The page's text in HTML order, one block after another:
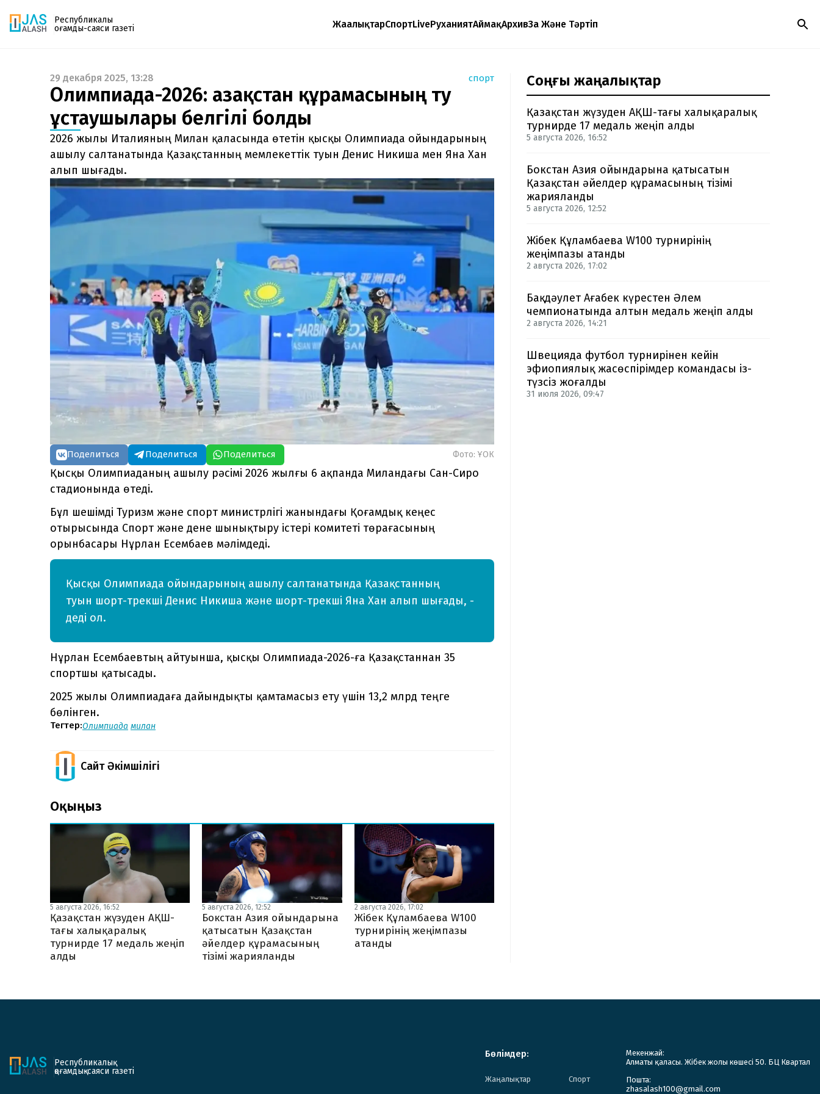
Республикалық
қоғамдық-саяси газеті
ЖаңалықтарСпортLiveРуханиятАймақАрхивЗаң Және Тәртіп
Газетке жазылу
PDF форматтағы газетті ай сайын электронды
поштаңызға алып отырыңыз. Жаңа нөмір
шыққан сәтте сізге бірден жіберіледі. Тек email
енгізіңіз, біз қалғанын өзіміз жібереміз.
29 декабря 2025, 13:28 спорт
Олимпиада-2026: Қазақстан құрамасының ту
ұстаушылары белгілі болды
2026 жылы Италияның Милан қаласында өтетін қысқы Олимпиада ойындарының
ашылу салтанатында Қазақстанның мемлекеттік туын Денис Никиша мен Яна Хан
алып шығады.
Поделиться Поделиться Поделиться Фото: ҰОК
Қысқы Олимпиаданың ашылу рәсімі 2026 жылғы 6 ақпанда Миландағы Сан-Сиро
стадионында өтеді.
Бұл шешімді Туризм және спорт министрлігі жанындағы Қоғамдық кеңес
отырысында Спорт және дене шынықтыру істері комитеті төрағасының
орынбасары Нұрлан Есембаев мәлімдеді.
Қысқы Олимпиада ойындарының ашылу салтанатында Қазақстанның
туын шорт-трекші Денис Никиша және шорт-трекші Яна Хан алып шығады, -
деді ол.
Нұрлан Есембаевтың айтуынша, қысқы Олимпиада-2026-ға Қазақстаннан 35
спортшы қатысады.
2025 жылы Олимпиадаға дайындықты қамтамасыз ету үшін 13,2 млрд теңге
бөлінген.
Тегтер:Олимпиада милан
Сайт Әкімшілігі
Оқыңыз
5 августа 2026, 16:52
Қазақстан жүзуден АҚШ-
тағы халықаралық
турнирде 17 медаль жеңіп
алды
5 августа 2026, 12:52
Бокстан Азия ойындарына
қатысатын Қазақстан
әйелдер құрамасының
тізімі жарияланды
2 августа 2026, 17:02
Жібек Құламбаева W100
турнирінің жеңімпазы
атанды
Соңғы жаңалықтар
Қазақстан жүзуден АҚШ-тағы халықаралық
турнирде 17 медаль жеңіп алды
5 августа 2026, 16:52
Бокстан Азия ойындарына қатысатын
Қазақстан әйелдер құрамасының тізімі
жарияланды
5 августа 2026, 12:52
Жібек Құламбаева W100 турнирінің
жеңімпазы атанды
2 августа 2026, 17:02
Бақдәулет Ағабек күрестен Әлем
чемпионатында алтын медаль жеңіп алды
2 августа 2026, 14:21
Швецияда футбол турнирінен кейін
эфиопиялық жасөспірімдер командасы із-
түзсіз жоғалды
31 июля 2026, 09:47
Республикалық
қоғамдық-саяси газеті
Бөлімдер:
Жаңалықтар Спорт
Мекенжай:
Алматы қаласы. Жібек жолы көшесі 50. БЦ Квартал
Пошта:
zhasalash100@gmail.com